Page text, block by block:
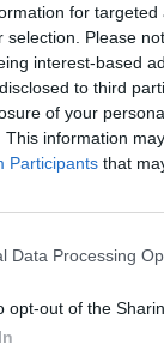
for
selection. Please
interest-based
to third
of your
This information
Participants that
Data Processing
opt-out of the
καταργείται.
του
και
αν
αλλά
μόνο επειδή
στο
για την
υποψήφιου
η